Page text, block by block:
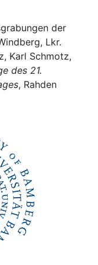
der
Lkr.
Karl Schmotz,
des 21.
, Rahden